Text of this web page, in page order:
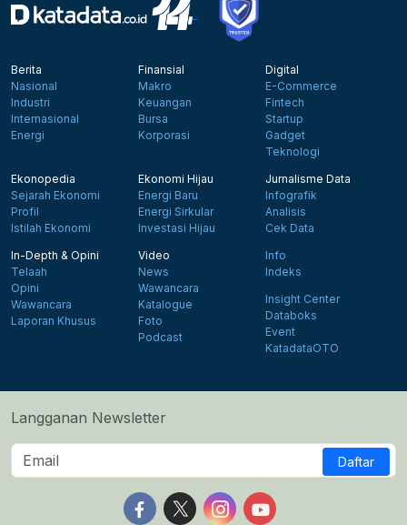
Berita
Nasional
Industri
Internasional
Energi
Finansial
Makro
Keuangan
Bursa
Korporasi
Digital
E-Commerce
Fintech
Startup
Gadget
Teknologi
Ekonopedia
Sejarah Ekonomi
Profil
Istilah Ekonomi
Ekonomi Hijau
Energi Baru
Energi Sirkular
Investasi Hijau
Jurnalisme Data
Infografik
Analisis
Cek Data
In-Depth & Opini
Telaah
Opini
Wawancara
Laporan Khusus
Video
News
Wawancara
Katalogue
Foto
Podcast
Info
Indeks
Insight Center
Databoks
Event
KatadataOTO
Langganan Newsletter
Daftar
Follow us on Facebook
Follow us on X
Follow us on Instagram
Follow us on